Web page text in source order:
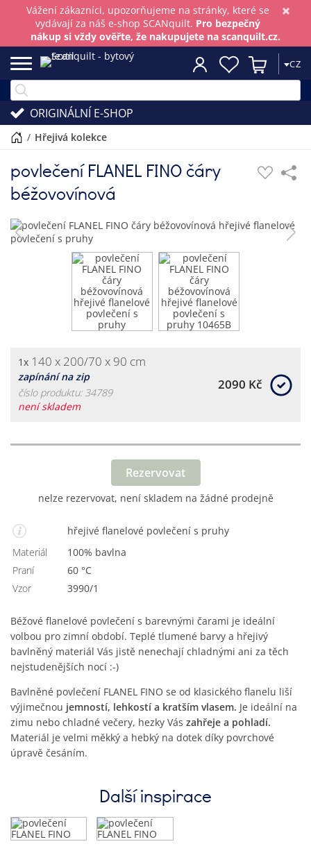
×
Vážení zákazníci, upozorňujeme na stránky, které se
vydávají za náš e-shop SCANquilt. Pro bezpečný
nákup si vždy ověřte, že nakupujete na scanquilt.cz.
CZ
ORIGINÁLNÍ E-SHOP
/ hřejivá kolekce
povlečení FLANEL FINO čáry
béžovovínová
1x 140 x 200/70 x 90 cm
zapínání na zip
číslo produktu: 34789
není skladem
2090 Kč
Rezervovat
nelze rezervovat, není skladem na žádné prodejně
hřejivé flanelové povlečení s pruhy
Materiál
100% bavlna
Praní
60 °C
Vzor
3990/1
Béžové flanelové povlečení s barevnými čarami je ideální
volbou pro zimní období. Teplé tlumené barvy a hřejivý
bavlněný materiál Vás jistě nenechají chladnými ani za těch
nejstudenějších nocí :-)
Bavlněné povlečení FLANEL FINO se od klasického flanelu liší
výjimečnou jemností, lehkostí a kratším vlasem. Je ideální na
zimu nebo chladné večery, hezky Vás zahřeje a pohladí.
Materiál je velmi měkký a hebký na dotek díky povrchové
úpravě česáním.
Další inspirace